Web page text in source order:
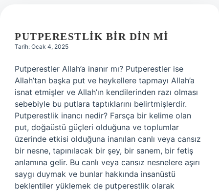
PUTPERESTLIK BIR DIN MI
Tarih: Ocak 4, 2025
Putperestler Allah’a inanır mı? Putperestler ise
Allah’tan başka put ve heykellere tapmayı Allah’a
isnat etmişler ve Allah’ın kendilerinden razı olması
sebebiyle bu putlara taptıklarını belirtmişlerdir.
Putperestlik inancı nedir? Farsça bir kelime olan
put, doğaüstü güçleri olduğuna ve toplumlar
üzerinde etkisi olduğuna inanılan canlı veya cansız
bir nesne, tapınılacak bir şey, bir sanem, bir fetiş
anlamına gelir. Bu canlı veya cansız nesnelere aşırı
saygı duymak ve bunlar hakkında insanüstü
beklentiler yüklemek de putperestlik olarak